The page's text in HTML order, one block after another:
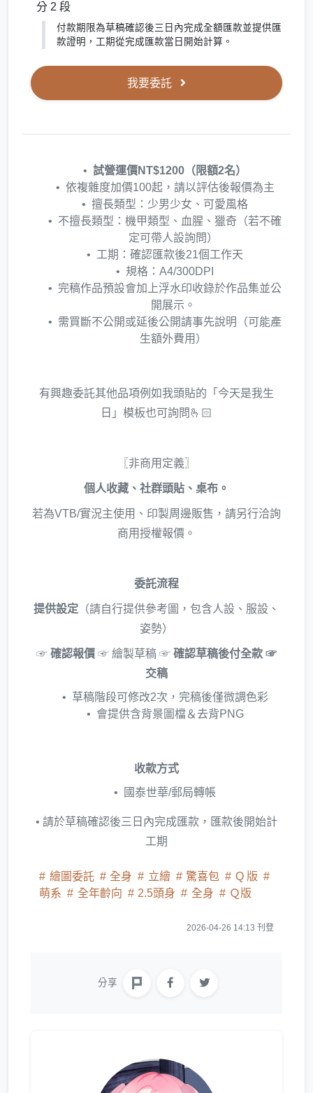
分 2 段
付款期限為草稿確認後三日內完成全額匯款並提供匯
款證明，工期從完成匯款當日開始計算。
我要委託
試營運價NT$1200（限額2名）
依複雜度加價100起，請以評估後報價為主
擅長類型：少男少女、可愛風格
不擅長類型：機甲類型、血腥、獵奇（若不確
定可帶人設詢問）
工期：確認匯款後21個工作天
規格：A4/300DPI
完稿作品預設會加上浮水印收錄於作品集並公
開展示。
需買斷不公開或延後公開請事先說明（可能產
生額外費用）
有興趣委託其他品項例如我頭貼的「今天是我生
日」模板也可詢問🫰🏻
〖非商用定義〗
個人收藏、社群頭貼、桌布。
若為VTB/實況主使用、印製周邊販售，請另行洽詢
商用授權報價。
委託流程
提供設定 （請自行提供參考圖，包含人設、服設、
姿勢）
☞ 確認報價 ☞ 繪製草稿 ☞ 確認草稿後付全款 ☞
交稿
草稿階段可修改2次，完稿後僅微調色彩
會提供含背景圖檔＆去背PNG
收款方式
國泰世華/郵局轉帳
• 請於草稿確認後三日內完成匯款，匯款後開始計
工期
繪圖委託 全身 立繪 驚喜包
Q 版
萌系
全年齡向 2.5頭身 全身 Ｑ版
2026-04-26 14:13 刊登
分享